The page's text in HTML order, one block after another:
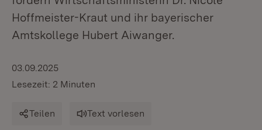
Hoffmeister-Kraut und ihr bayerischer
Amtskollege Hubert Aiwanger.
03.09.2025
Lesezeit: 2 Minuten
Teilen Text vorlesen